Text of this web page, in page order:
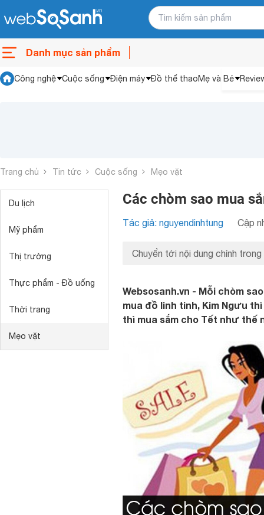
Danh mục sản phẩm
Công nghệ Cuộc sống Điện máy Đồ thể thaoMẹ và Bé
Trang chủ Tin tức Cuộc sống Mẹo vặt
Du lịch
Mỹ phẩm
Thị trường
Thực phẩm - Đồ uống
Thời trang
Mẹo vặt
Các chòm sao mua
Tác giả: nguyendinhtung Cập
Chuyển tới nội dung chính trong
Websosanh.vn - Mỗi chòm
mua đồ linh tinh, Kim Ngưu
thì mua sắm cho Tết như thế